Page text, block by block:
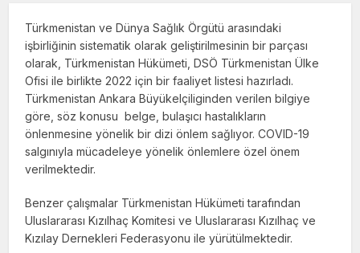
Türkmenistan ve Dünya Sağlık Örgütü arasındaki
işbirliğinin sistematik olarak geliştirilmesinin bir parçası
olarak, Türkmenistan Hükümeti, DSÖ Türkmenistan Ülke
Ofisi ile birlikte 2022 için bir faaliyet listesi hazırladı.
Türkmenistan Ankara Büyükelçiliginden verilen bilgiye
göre, söz konusu belge, bulaşıcı hastalıkların
önlenmesine yönelik bir dizi önlem sağlıyor. COVID-19
salgınıyla mücadeleye yönelik önlemlere özel önem
verilmektedir.
Benzer çalışmalar Türkmenistan Hükümeti tarafından
Uluslararası Kızılhaç Komitesi ve Uluslararası Kızılhaç ve
Kızılay Dernekleri Federasyonu ile yürütülmektedir.